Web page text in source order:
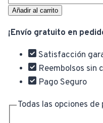
de
Wifi
cantidad
Añadir al carrito
¡Envío gratuito en
Satisfacción
Reembolsos sin
Pago Seguro
Todas las opciones de